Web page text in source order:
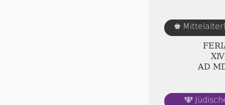
♚
AD
🕎